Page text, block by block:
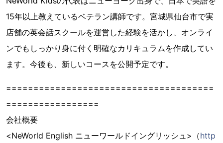
15年以上教えているベテラン講師です。宮城県仙台市で実
店舗の英会話スクールを運営した経験を活かし、オンライ
ンでもしっかり身に付く明確なカリキュラムを作成してい
ます。今後も、新しいコースを公開予定です。
======================================
=================
会社概要
<NeWorld English ニューワールドイングリッシュ>（http